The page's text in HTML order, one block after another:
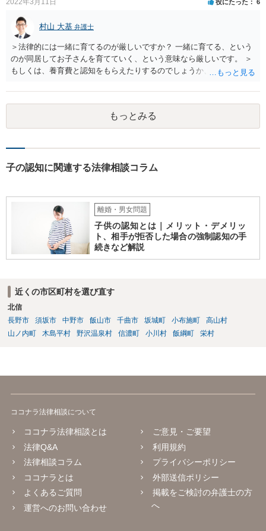
役にたった 6
村山 大基 弁護士
＞法律的には一緒に育てるのが厳しいですか？ 一緒に育てる、という
のが同居してお子さんを育てていく、という意味なら厳しいです。 ＞
もしくは、養育費と認知をもらえたりするのでしょうか、 相手が認知
す。 また、認知されたことを前提に、父親として子を養う義務があり
ますので、 養育費を請求できます。 ただ、極端な話相手に収入がなか
ったり、行方不明だったりすると、実際上の回収が難しい可能性はあ
ります。
もっとみる
子の認知に関連する法律相談コラム
離婚・男女問題
子供の認知とは｜メリット・デメリッ
ト、相手が拒否した場合の強制認知の手
続きなど解説
近くの市区町村を選び直す
北信
長野市
須坂市 中野市 飯山市 千曲市 坂城町 小布施町
高山村
山ノ内町
木島平村 野沢温泉村 信濃町 小川村 飯綱町 栄村
ココナラ法律相談について
ココナラ法律相談とは
法律Q&A
法律相談コラム
ココナラとは
よくあるご質問
運営へのお問い合わせ
ご意見・ご要望
利用規約
プライバシーポリシー
外部送信ポリシー
掲載をご検討の弁護士の方
へ